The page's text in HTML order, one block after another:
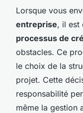
Lorsque vous
entreprise, il est
processus de
obstacles. Ce
le choix de la
projet. Cette
responsabilité
même la gestion